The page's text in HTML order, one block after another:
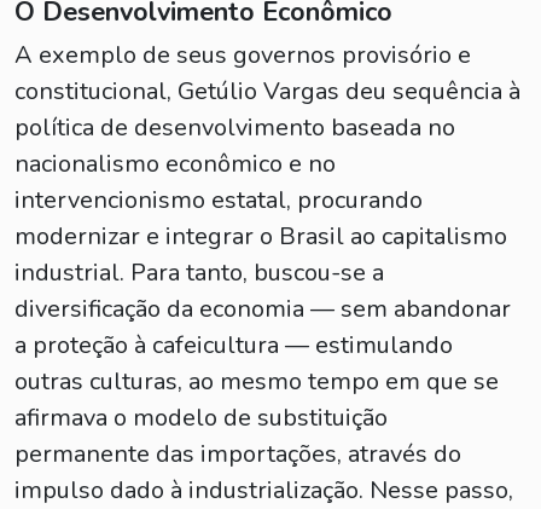
O Desenvolvimento Econômico
A exemplo de seus governos provisório e
constitucional, Getúlio Vargas deu sequência à
política de desenvolvimento baseada no
nacionalismo econômico e no
intervencionismo estatal, procurando
modernizar e integrar o Brasil ao capitalismo
industrial. Para tanto, buscou-se a
diversificação da economia — sem abandonar
a proteção à cafeicultura — estimulando
outras culturas, ao mesmo tempo em que se
afirmava o modelo de substituição
permanente das importações, através do
impulso dado à industrialização. Nesse passo,